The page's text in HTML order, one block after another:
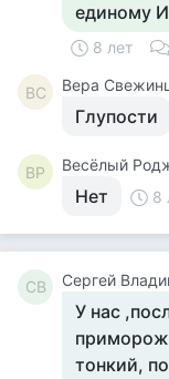
единому
8 лет
ВС Вера
Глупости
ВР Весёлый
Нет 8
СВ Сергей
У нас
тонкий,